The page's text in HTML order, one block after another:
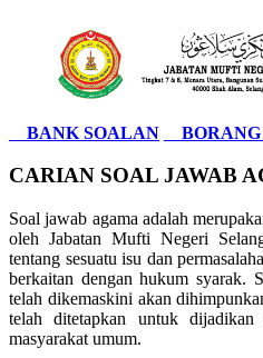
BANK SOALAN
CARIAN SOAL JAWAB
Soal jawab agama adalah
oleh Jabatan Mufti Negeri
tentang sesuatu isu dan
berkaitan dengan hukum syarak.
telah dikemaskini akan
telah ditetapkan untuk
masyarakat umum.